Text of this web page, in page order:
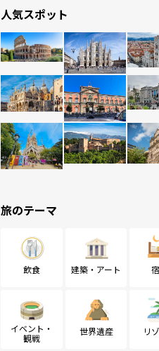
人気スポット
旅のテーマ
飲食 建築・アート
イベント・
観戦
世界遺産 リ